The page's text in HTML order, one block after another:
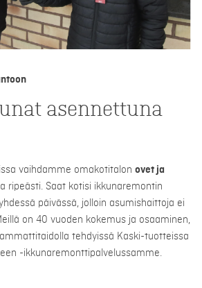
asennettuna
vaihdamme omakotitalon ovet ja
ripeästi. Saat kotisi ikkunaremontin
päivässä, jolloin asumishaittoja ei
on 40 vuoden kokemus ja osaaminen,
tehdyissä Kaski-tuotteissa
-ikkunaremonttipalvelussamme.